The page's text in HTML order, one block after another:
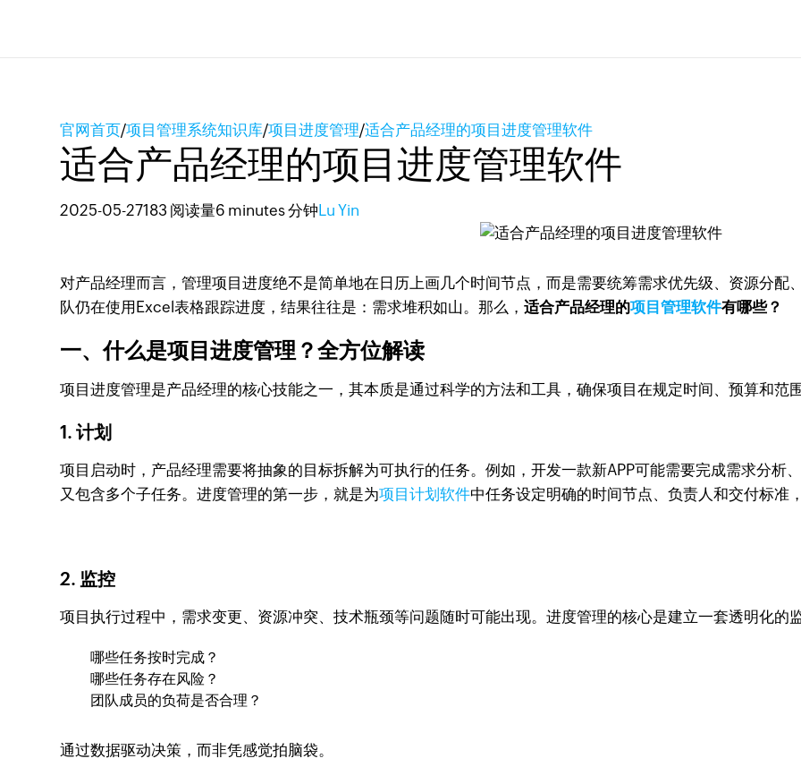
官网首页/项目管理系统知识库/项目进度管理/适合产品经理的项目进度管理软件
适合产品经理的项目进度管理软件
2025-05-27183 阅读量6 minutes 分钟 Lu Yin
对产品经理而言，管理项目进度绝不是简单地在日历上画几个时间节点，而是需要统筹需求优先级、资源分配
队仍在使用Excel表格跟踪进度，结果往往是：需求堆积如山。那么，适合产品经理的项目管理软件有哪些？
一、什么是项目进度管理？全方位解读
项目进度管理是产品经理的核心技能之一，其本质是通过科学的方法和工具，确保项目在规定时间、预算和范
1. 计划
项目启动时，产品经理需要将抽象的目标拆解为可执行的任务。例如，开发一款新APP可能需要完成需求分析
又包含多个子任务。进度管理的第一步，就是为项目计划软件中任务设定明确的时间节点、负责人和交付标准
2. 监控
项目执行过程中，需求变更、资源冲突、技术瓶颈等问题随时可能出现。进度管理的核心是建立一套透明化的
哪些任务按时完成？
哪些任务存在风险？
团队成员的负荷是否合理？
通过数据驱动决策，而非凭感觉拍脑袋。